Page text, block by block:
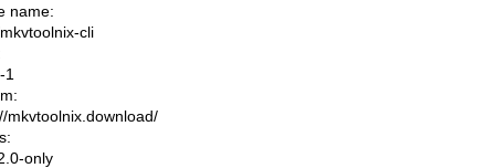
name:
cli
1
mkvtoolnix.download/
only